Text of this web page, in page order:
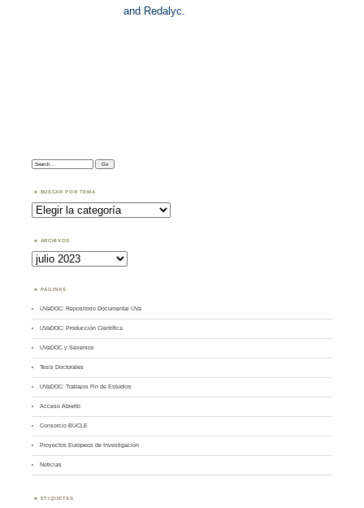
and Redalyc.
Search:
BUSCAR POR TEMA
Buscar
por
Tema
ARCHIVOS
Archivos
PÁGINAS
UVaDOC: Repositorio Documental UVa
UVaDOC: Producción Científica
UVaDOC y Sexenios
Tesis Doctorales
UVaDOC: Trabajos Fin de Estudios
Acceso Abierto
Consorcio BUCLE
Proyectos Europeos de Investigación
Noticias
ETIQUETAS